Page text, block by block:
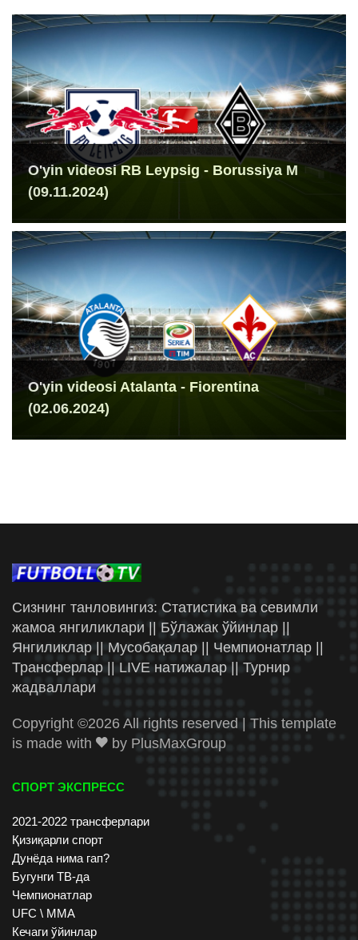
O'yin videosi RB Leypsig - Borussiya M
(09.11.2024)
O'yin videosi Atalanta - Fiorentina
(02.06.2024)
Сизнинг танловингиз: Статистика ва севимли
жамоа янгиликлари || Бўлажак ўйинлар ||
Янгиликлар || Мусобақалар || Чемпионатлар ||
Трансферлар || LIVE натижалар || Турнир
жадваллари
Copyright ©2026 All rights reserved | This template
is made with
by PlusMaxGroup
СПОРТ ЭКСПРЕСС
2021-2022 трансферлари
Қизиқарли спорт
Дунёда нима гап?
Бугунги ТВ-да
Чемпионатлар
UFC \ ММА
Кечаги ўйинлар